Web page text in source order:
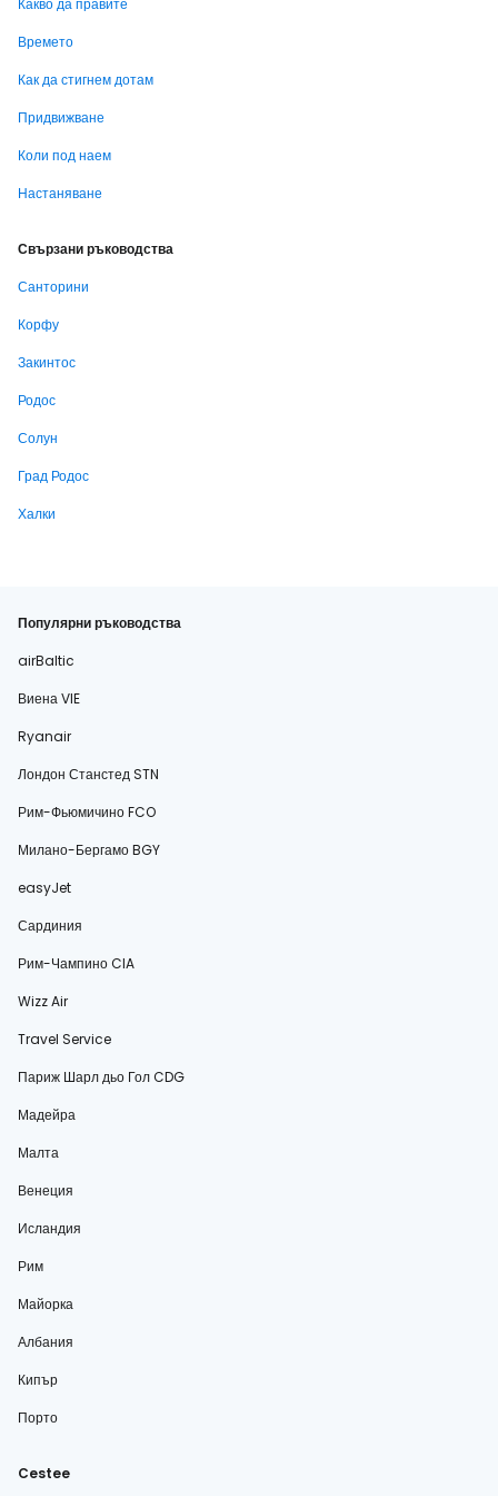
Какво да правите
Времето
Как да стигнем дотам
Придвижване
Коли под наем
Настаняване
Свързани ръководства
Санторини
Корфу
Закинтос
Родос
Солун
Град Родос
Халки
Популярни ръководства
airBaltic
Виена VIE
Ryanair
Лондон Станстед STN
Рим-Фьюмичино FCO
Милано-Бергамо BGY
easyJet
Сардиния
Рим-Чампино CIA
Wizz Air
Travel Service
Париж Шарл дьо Гол CDG
Мадейра
Малта
Венеция
Исландия
Рим
Майорка
Албания
Кипър
Порто
Cestee